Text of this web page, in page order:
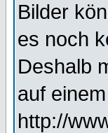
Bilder
es noch
Deshalb
auf
http://